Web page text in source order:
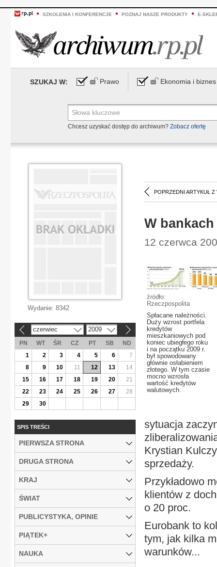
SZKOLENIA I KONFERENCJE POZNAJ NASZE PRODUKTY E-
SZUKAJ W: Prawo Ekonomia i biznes
Chcesz uzyskać dostęp do archiwum? Zobacz ofertę
POPRZEDNI ARTYKUŁ Z
W
12 czerwca
źródło:
Rzeczpospolita
Spłacane należności.
Duży wzrost portfela
kredytów
mieszkaniowych pod
koniec ubiegłego roku
i na początku 2009 r.
był spowodowany
głównie osłabieniem
złotego. W tym czasie
mocno wzrosła
wartość kredytów
walutowych.
sytuacja
Krystian
sprzedaży.
Przykładowo
klientów z
o 20 proc.
Eurobank to
tym, jak kilka
warunków...
Wydanie: 8342
czerwiec 2009
PN WT ŚR CZ PT SB
ND
1
2 3 4 5 6
7
8
9 10 11 12 13
14
15
16 17 18 19 20
21
22
23 24 25 26 27
28
29
30
SPIS TREŚCI
PIERWSZA STRONA
DRUGA STRONA
KRAJ
ŚWIAT
PUBLICYSTYKA, OPINIE
PIĄTEK+
NAUKA